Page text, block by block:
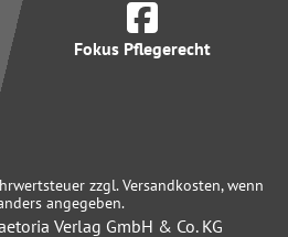
Fokus Pflegerecht
zzgl. Versandkosten, wenn
angegeben.
Verlag GmbH & Co. KG